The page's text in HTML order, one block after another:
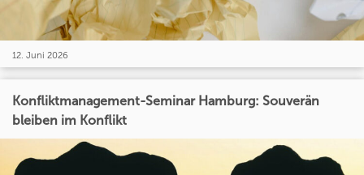
12. Juni 2026
Konfliktmanagement-Seminar Hamburg: Souverän
bleiben im Konflikt